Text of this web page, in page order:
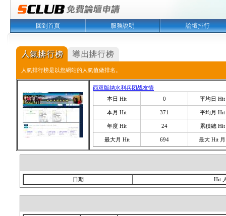
回到首頁 服務說明 論壇排行
人氣排行榜是以您網站的人氣值做排名。
西双版纳水利兵团战友情
本日 Hit
0 平均日 Hit
本月 Hit 371 平均月 Hit
年度 Hit 24 累積總 Hit
最大月 Hit 694 最大 Hit 月
日期 Hit